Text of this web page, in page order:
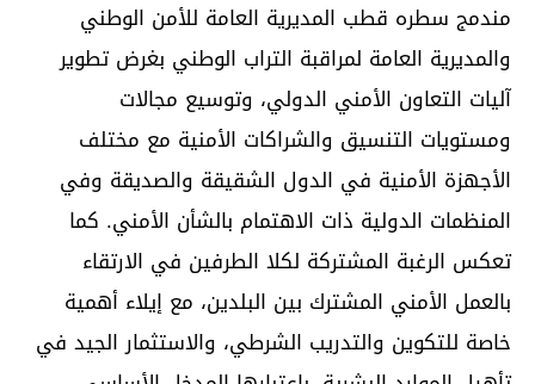
مندمج سطره قطب المديرية العامة للأمن الوطني
والمديرية العامة لمراقبة التراب الوطني بغرض تطوير
آليات التعاون الأمني الدولي، وتوسيع مجالات
ومستويات التنسيق والشراكات الأمنية مع مختلف
الأجهزة الأمنية في الدول الشقيقة والصديقة وفي
المنظمات الدولية ذات الاهتمام بالشأن الأمني. كما
تعكس الرغبة المشتركة لكلا الطرفين في الارتقاء
بالعمل الأمني المشترك بين البلدين، مع إيلاء أهمية
خاصة للتكوين والتدريب الشرطي، والاستثمار الجيد في